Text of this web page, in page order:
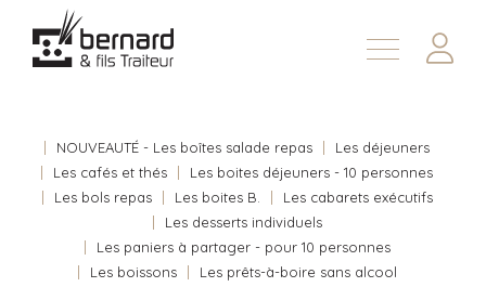
Demander une soumission
À propos
En
NOUVEAUTÉ - Les boîtes salade repas
Les déjeuners
Les cafés et thés
Les boites déjeuners - 10 personnes
Les bols repas
Les boites B.
Les cabarets exécutifs
Les desserts individuels
Les paniers à partager - pour 10 personnes
Les boissons
Les prêts-à-boire sans alcool